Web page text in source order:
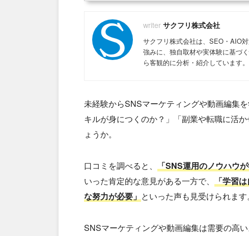
サクフリ株式会社
サクフリ株式会社は、SEO・AIO
強みに、独自取材や実体験に基づ
ら客観的に分析・紹介しています。
未経験からSNSマーケティングや動画編集
キルが身につくのか？」「副業や転職に活
ょうか。
口コミを調べると、 「SNS運用のノウハウ
いった肯定的な意見がある一方で、
「学習
な努力が必要」 といった声も見受けられます。
SNSマーケティングや動画編集は需要の高